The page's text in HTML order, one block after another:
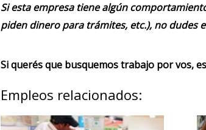
Si esta empresa tiene algún
piden dinero para trámites, etc.), no dudes
Si querés que busquemos trabajo por vos,
Empleos relacionados: